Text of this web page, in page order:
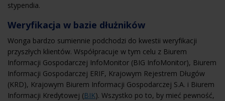
stypendia.
Weryfikacja w bazie dłużników
Wonga bardzo sumiennie podchodzi do kwestii weryfikacji
przyszłych klientów. Współpracuje w tym celu z Biurem
Informacji Gospodarczej InfoMonitor (BIG InfoMonitor), Biurem
Informacji Gospodarczej ERIF, Krajowym Rejestrem Długów
(KRD), Krajowym Biurem Informacji Gospodarczej S.A. i Biurem
Informacji Kredytowej (BIK). Wszystko po to, by mieć pewność,